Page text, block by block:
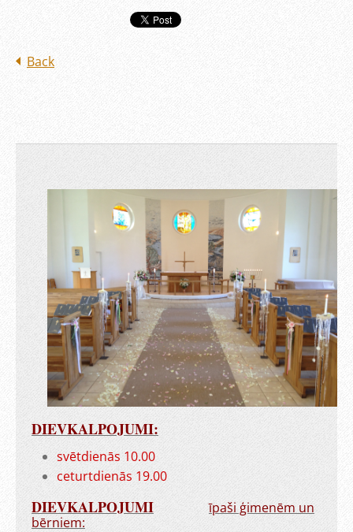
Back
DIEVKALPOJUMI:
svētdienās 10.00
ceturtdienās 19.00
DIEVKALPOJUMI
īpaši ģimenēm un
bērniem: